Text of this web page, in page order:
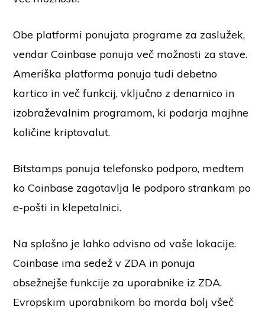
Obe platformi ponujata programe za zaslužek,
vendar Coinbase ponuja več možnosti za stave.
Ameriška platforma ponuja tudi debetno
kartico in več funkcij, vključno z denarnico in
izobraževalnim programom, ki podarja majhne
količine kriptovalut.
Bitstamps ponuja telefonsko podporo, medtem
ko Coinbase zagotavlja le podporo strankam po
e-pošti in klepetalnici.
Na splošno je lahko odvisno od vaše lokacije.
Coinbase ima sedež v ZDA in ponuja
obsežnejše funkcije za uporabnike iz ZDA.
Evropskim uporabnikom bo morda bolj všeč